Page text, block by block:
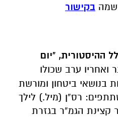
בקישור
נהלל ההיסטורית, "יום
ואחריו ערב שכולו
בנושאי ביטחון ומורשת
רס”ן (מיל.) לילך
הגמ”ר בגזרת